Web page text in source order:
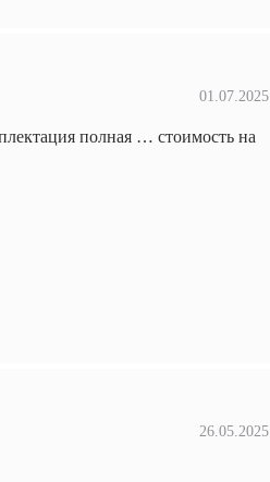
01.07.2025
полная … стоимость на
26.05.2025